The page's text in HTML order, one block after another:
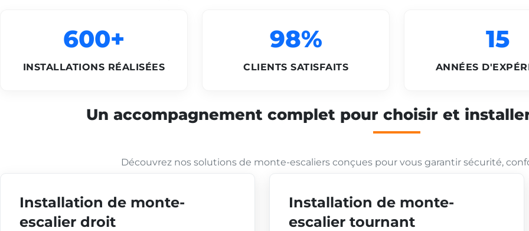
600+
INSTALLATIONS RÉALISÉES
98%
CLIENTS SATISFAITS
15
ANNÉES
Un accompagnement complet pour choisir et
Découvrez nos solutions de monte-escaliers conçues pour vous garantir sécurité,
Installation de monte-
escalier droit
Installation de monte-
escalier tournant